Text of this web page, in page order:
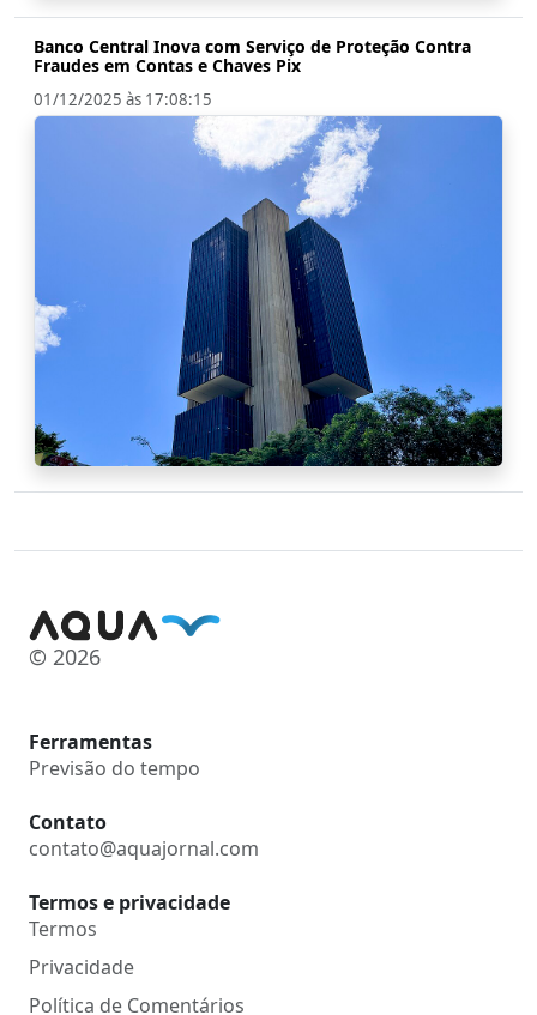
Banco Central Inova com Serviço de Proteção Contra
Fraudes em Contas e Chaves Pix
01/12/2025 às 17:08:15
© 2026
Ferramentas
Previsão do tempo
Contato
contato@aquajornal.com
Termos e privacidade
Termos
Privacidade
Política de Comentários